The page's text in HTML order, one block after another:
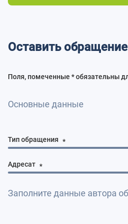
Оставить обращение
Поля, помеченные * обязательны
Основные данные
Тип обращения *
Адресат *
Заполните данные автора